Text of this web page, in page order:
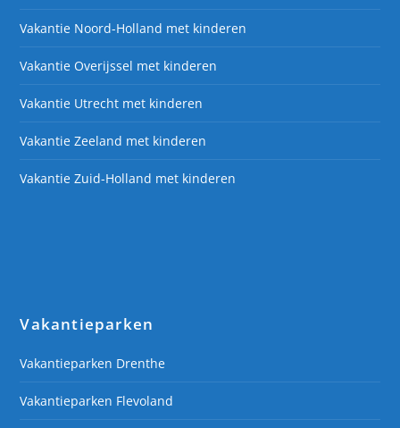
Vakantie Noord-Holland met kinderen
Vakantie Overijssel met kinderen
Vakantie Utrecht met kinderen
Vakantie Zeeland met kinderen
Vakantie Zuid-Holland met kinderen
Vakantieparken
Vakantieparken Drenthe
Vakantieparken Flevoland